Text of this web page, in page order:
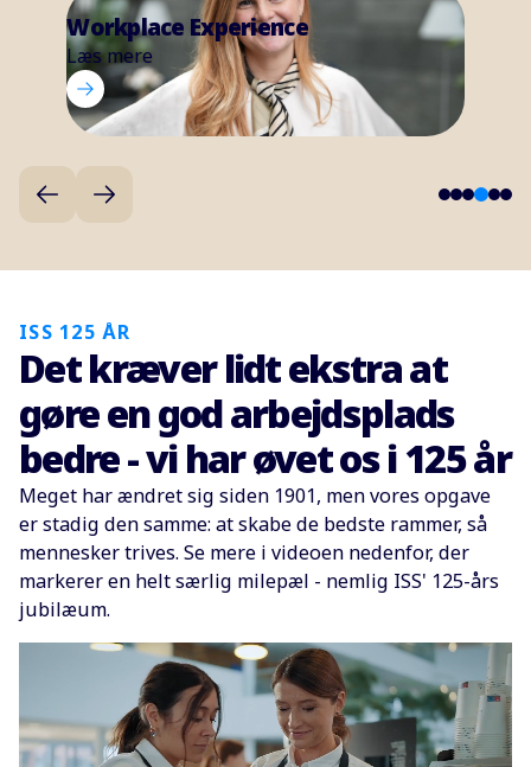
Support Services
Læs mere
123456
ISS 125 ÅR
Det kræver lidt ekstra at
gøre en god arbejdsplads
bedre - vi har øvet os i 125 år
Meget har ændret sig siden 1901, men vores opgave
er stadig den samme: at skabe de bedste rammer, så
mennesker trives. Se mere i videoen nedenfor, der
markerer en helt særlig milepæl - nemlig ISS' 125-års
jubilæum.